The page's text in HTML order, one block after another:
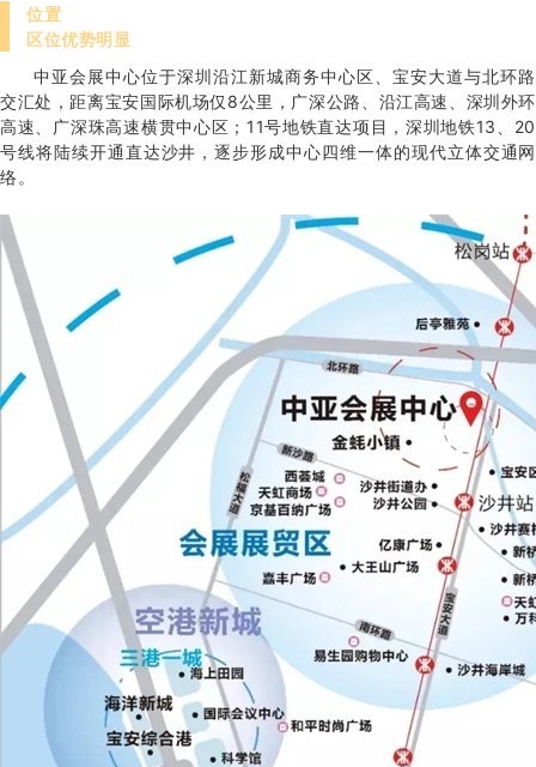
位置
区位优势明显
中亚会展中心位于深圳沿江新城商务中心区、宝安大道与北环路
交汇处，距离宝安国际机场仅8公里，广深公路、沿江高速、深圳外环
高速、广深珠高速横贯中心区；11号地铁直达项目，深圳地铁13、20
号线将陆续开通直达沙井，逐步形成中心四维一体的现代立体交通网
络。